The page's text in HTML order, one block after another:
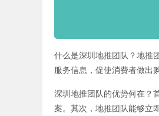
什么是深圳地推团队？地推
服务信息，促使消费者做出
深圳地推团队的优势何在？
案。其次，地推团队能够立